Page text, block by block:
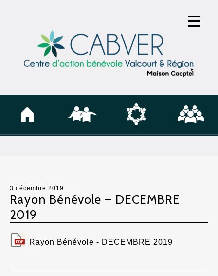
3 décembre 2019
Rayon Bénévole – DECEMBRE
2019
Rayon Bénévole - DECEMBRE 2019